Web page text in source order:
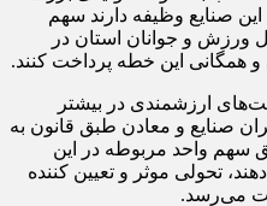
صنایع وظیفه دارند سهم
ورزش و جوانان استان در
همگانی این خطه پرداخت کنند.
ارزشمندی در بیشتر
صنایع و معادن طبق قانون به
سهم واحد مربوطه در این
تحولی موثر و تعیین کننده
می‌رسد.